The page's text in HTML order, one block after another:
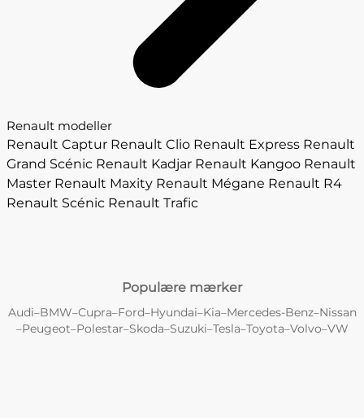
Renault modeller
Renault Captur Renault Clio Renault Express Renault
Grand Scénic Renault Kadjar Renault Kangoo Renault
Master Renault Maxity Renault Mégane Renault R4
Renault Scénic Renault Trafic
Populære mærker
Audi–BMW–Cupra–Ford–Hyundai–Kia–Mercedes-Benz–Nissan
–Peugeot–Polestar–Skoda–Suzuki–Tesla–Toyota–Volvo–VW